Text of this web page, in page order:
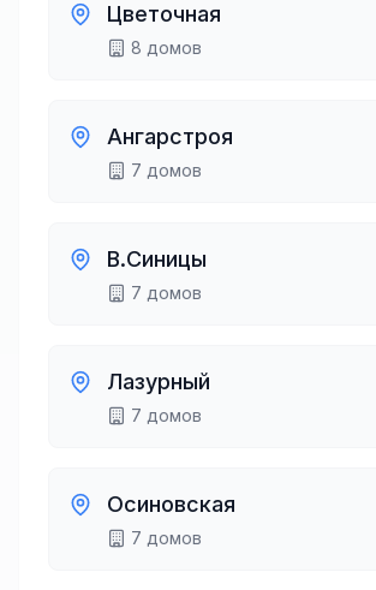
Цветочная
8 домов
Ангарстроя
7 домов
В.Синицы
7 домов
Лазурный
7 домов
Осиновская
7 домов